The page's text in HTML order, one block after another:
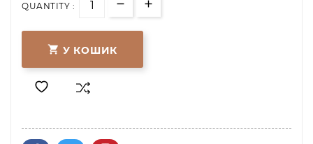
QUANTITY :
 У КОШИК